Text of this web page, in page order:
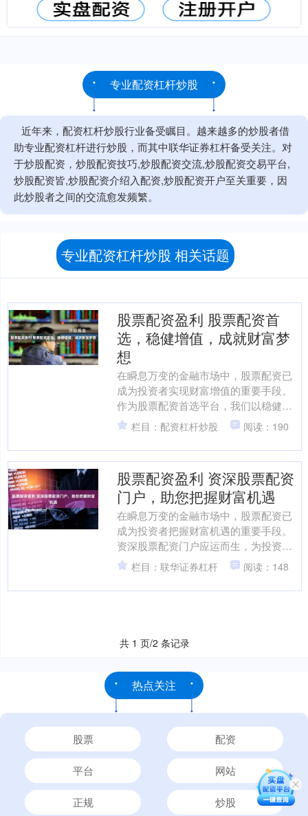
专业配资杠杆炒股
近年来，配资杠杆炒股行业备受瞩目。越来越多的炒股者借
助专业配资杠杆进行炒股，而其中联华证券杠杆备受关注。对
于炒股配资，炒股配资技巧,炒股配资交流,炒股配资交易平台,
炒股配资皆,炒股配资介绍入配资,炒股配资开户至关重要，因
此炒股者之间的交流愈发频繁。
专业配资杠杆炒股 相关话题
股票配资盈利 股票配资首
选，稳健增值，成就财富梦
想
在瞬息万变的金融市场中，股票配资已
成为投资者实现财富增值的重要手段。
作为股票配资首选平台，我们以稳健增
值、成就梦想为宗旨股票配资盈利，为
投资者提供安全可靠的配资....
栏目：配资杠杆炒股 阅读：190
股票配资盈利 资深股票配资
门户，助您把握财富机遇
在瞬息万变的金融市场中，股票配资已
成为投资者把握财富机遇的重要手段。
资深股票配资门户应运而生，为投资者
提供专业、便捷、安全的配资服务。 * **
放大收益：**杠....
栏目：联华证券杠杆 阅读：148
共 1 页/2 条记录
热点关注
股票 配资
平台 网站
正规 炒股